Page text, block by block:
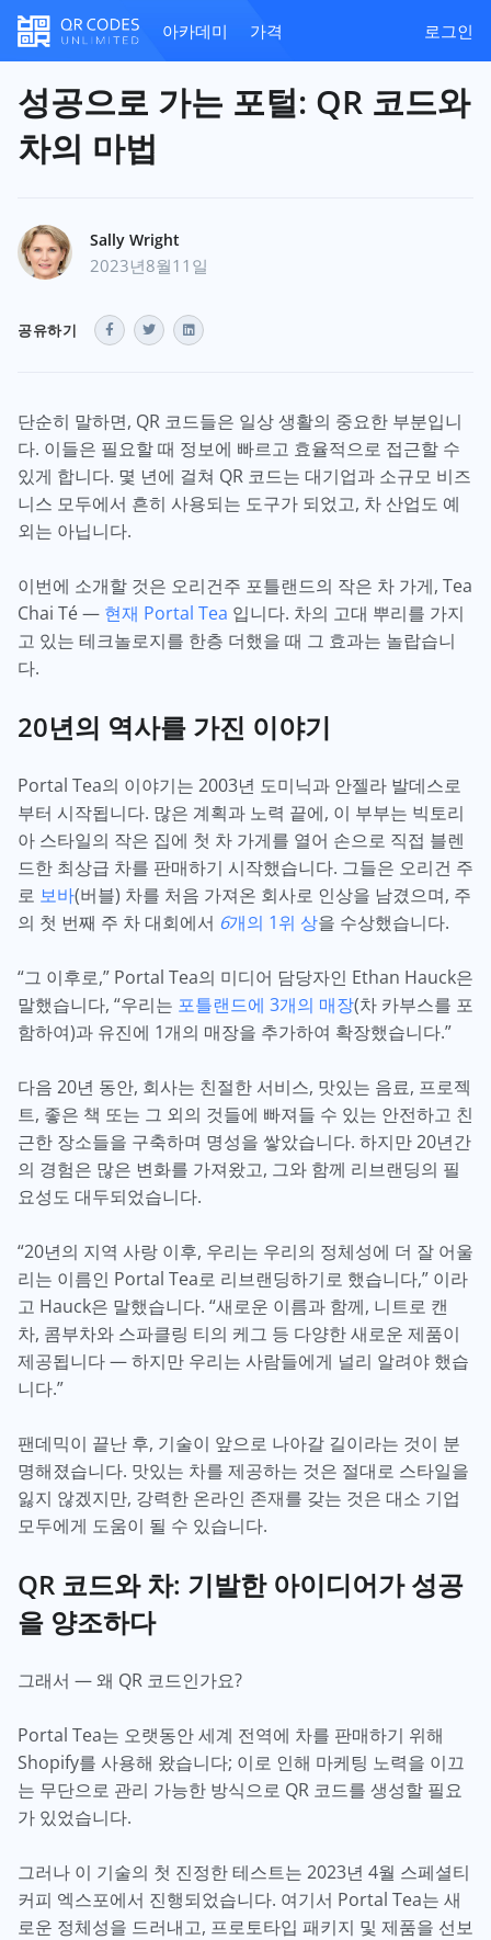
아카데미 가격 로그인
성공으로 가는 포털: QR 코드와
차의 마법
Sally Wright
2023년8월11일
공유하기
단순히 말하면, QR 코드들은 일상 생활의 중요한 부분입니
다. 이들은 필요할 때 정보에 빠르고 효율적으로 접근할 수
있게 합니다. 몇 년에 걸쳐 QR 코드는 대기업과 소규모 비즈
니스 모두에서 흔히 사용되는 도구가 되었고, 차 산업도 예
외는 아닙니다.
이번에 소개할 것은 오리건주 포틀랜드의 작은 차 가게, Tea
Chai Té — 현재 Portal Tea 입니다. 차의 고대 뿌리를 가지
고 있는 테크놀로지를 한층 더했을 때 그 효과는 놀랍습니
다.
20년의 역사를 가진 이야기
Portal Tea의 이야기는 2003년 도미닉과 안젤라 발데스로
부터 시작됩니다. 많은 계획과 노력 끝에, 이 부부는 빅토리
아 스타일의 작은 집에 첫 차 가게를 열어 손으로 직접 블렌
드한 최상급 차를 판매하기 시작했습니다. 그들은 오리건 주
로 보바(버블) 차를 처음 가져온 회사로 인상을 남겼으며, 주
의 첫 번째 주 차 대회에서 6개의 1위 상을 수상했습니다.
“그 이후로,” Portal Tea의 미디어 담당자인 Ethan Hauck은
말했습니다, “우리는 포틀랜드에 3개의 매장(차 카부스를 포
함하여)과 유진에 1개의 매장을 추가하여 확장했습니다.”
다음 20년 동안, 회사는 친절한 서비스, 맛있는 음료, 프로젝
트, 좋은 책 또는 그 외의 것들에 빠져들 수 있는 안전하고 친
근한 장소들을 구축하며 명성을 쌓았습니다. 하지만 20년간
의 경험은 많은 변화를 가져왔고, 그와 함께 리브랜딩의 필
요성도 대두되었습니다.
“20년의 지역 사랑 이후, 우리는 우리의 정체성에 더 잘 어울
리는 이름인 Portal Tea로 리브랜딩하기로 했습니다,” 이라
고 Hauck은 말했습니다. “새로운 이름과 함께, 니트로 캔
차, 콤부차와 스파클링 티의 케그 등 다양한 새로운 제품이
제공됩니다 — 하지만 우리는 사람들에게 널리 알려야 했습
니다.”
팬데믹이 끝난 후, 기술이 앞으로 나아갈 길이라는 것이 분
명해졌습니다. 맛있는 차를 제공하는 것은 절대로 스타일을
잃지 않겠지만, 강력한 온라인 존재를 갖는 것은 대소 기업
모두에게 도움이 될 수 있습니다.
QR 코드와 차: 기발한 아이디어가 성공
을 양조하다
그래서 — 왜 QR 코드인가요?
Portal Tea는 오랫동안 세계 전역에 차를 판매하기 위해
Shopify를 사용해 왔습니다; 이로 인해 마케팅 노력을 이끄
는 무단으로 관리 가능한 방식으로 QR 코드를 생성할 필요
가 있었습니다.
그러나 이 기술의 첫 진정한 테스트는 2023년 4월 스페셜티
커피 엑스포에서 진행되었습니다. 여기서 Portal Tea는 새
로운 정체성을 드러내고, 프로토타입 패키지 및 제품을 선보